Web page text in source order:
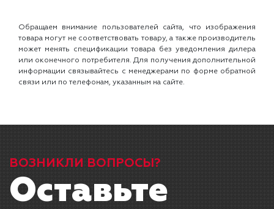
Обращаем внимание пользователей сайта, что изображения
товара могут не соответствовать товару, а также производитель
может менять спецификации товара без уведомления дилера
или оконечного потребителя. Для получения дополнительной
информации связывайтесь с менеджерами по форме обратной
связи или по телефонам, указанным на сайте.
ВОЗНИКЛИ ВОПРОСЫ?
Оставьте